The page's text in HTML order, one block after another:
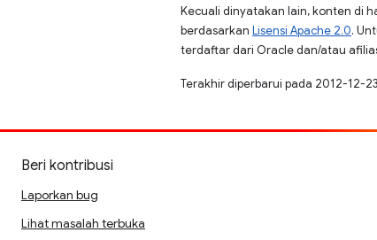
Kecuali dinyatakan lain, konten di
berdasarkan Lisensi Apache 2.0.
terdaftar dari Oracle dan/atau
Terakhir diperbarui pada 2012-12-
Beri kontribusi
Laporkan bug
Lihat masalah terbuka